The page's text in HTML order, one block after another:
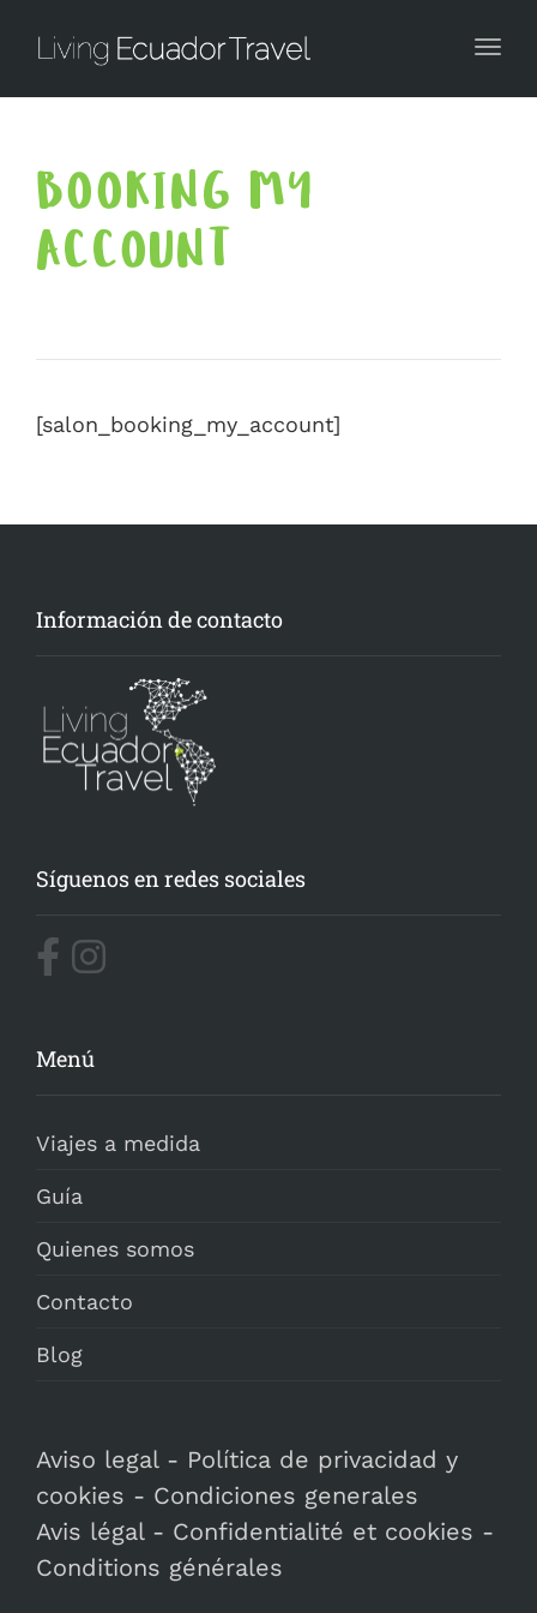
BOOKING MY
ACCOUNT
[salon_booking_my_account]
Información de contacto
Síguenos en redes sociales
Menú
Viajes a medida
Guía
Quienes somos
Contacto
Blog
Aviso legal- Política de privacidad y
cookies - Condiciones generales
Avis légal- Confidentialité et cookies -
Conditions générales